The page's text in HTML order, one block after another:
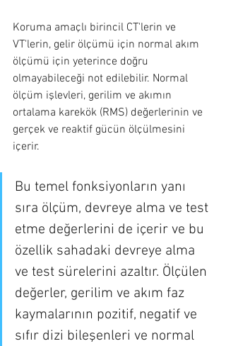
Koruma amaçlı birincil CT'lerin ve
VT'lerin, gelir ölçümü için normal akım
ölçümü için yeterince doğru
olmayabileceği not edilebilir. Normal
ölçüm işlevleri, gerilim ve akımın
ortalama karekök (RMS) değerlerinin ve
gerçek ve reaktif gücün ölçülmesini
içerir.
Bu temel fonksiyonların yanı
sıra ölçüm, devreye alma ve test
etme değerlerini de içerir ve bu
özellik sahadaki devreye alma
ve test sürelerini azaltır. Ölçülen
değerler, gerilim ve akım faz
kaymalarının pozitif, negatif ve
sıfır dizi bileşenleri ve normal